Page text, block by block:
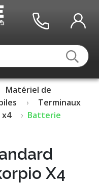
Matériel de
Terminaux
x4
Batterie
X4